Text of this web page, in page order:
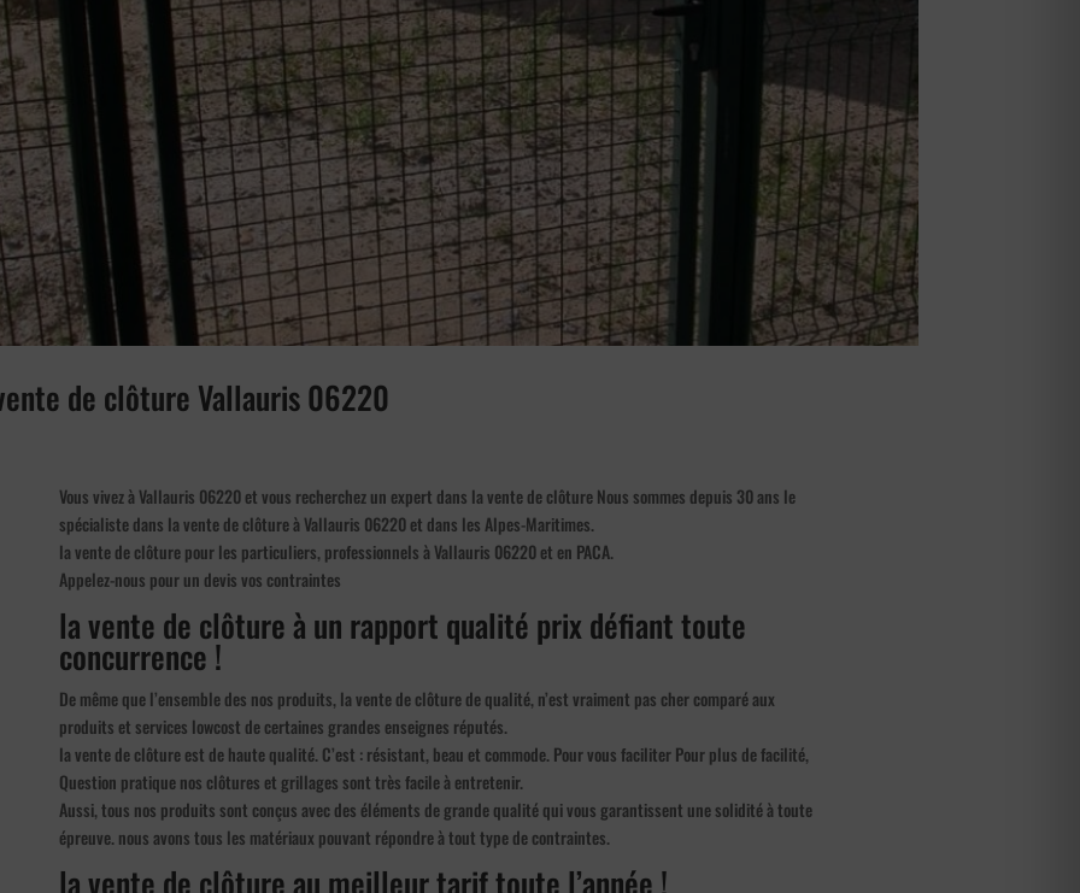
de clôture Vallauris 06220
Vous vivez à Vallauris 06220 et vous recherchez un expert dans la vente de clôture Nous sommes depuis 30 ans le
spécialiste dans la vente de clôture à Vallauris 06220 et dans les Alpes-Maritimes.
la vente de clôture pour les particuliers, professionnels à Vallauris 06220 et en PACA.
Appelez-nous pour un devis vos contraintes
la vente de clôture à un rapport qualité prix défiant toute
concurrence !
De même que l’ensemble des nos produits, la vente de clôture de qualité, n’est vraiment pas cher comparé aux
produits et services lowcost de certaines grandes enseignes réputés.
la vente de clôture est de haute qualité. C’est : résistant, beau et commode. Pour vous faciliter Pour plus de facilité,
Question pratique nos clôtures et grillages sont très facile à entretenir.
Aussi, tous nos produits sont conçus avec des éléments de grande qualité qui vous garantissent une solidité à toute
épreuve. nous avons tous les matériaux pouvant répondre à tout type de contraintes.
la vente de clôture au meilleur tarif toute l’année !